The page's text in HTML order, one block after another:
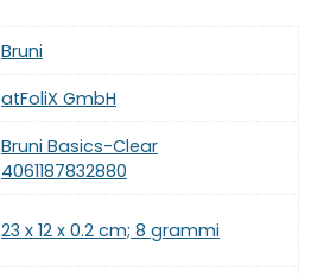
‎Bruni
‎atFoliX GmbH
‎Bruni Basics-Clear
4061187832880
‎23 x 12 x 0.2 cm; 8 grammi